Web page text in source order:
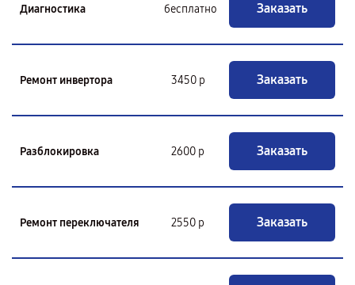
Диагностика бесплатно Заказать
Ремонт инвертора 3450 р Заказать
Разблокировка 2600 р Заказать
Ремонт переключателя 2550 р Заказать